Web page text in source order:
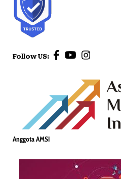
Follow US:
Anggota AMSI